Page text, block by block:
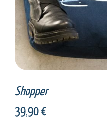
Shopper
39,90€